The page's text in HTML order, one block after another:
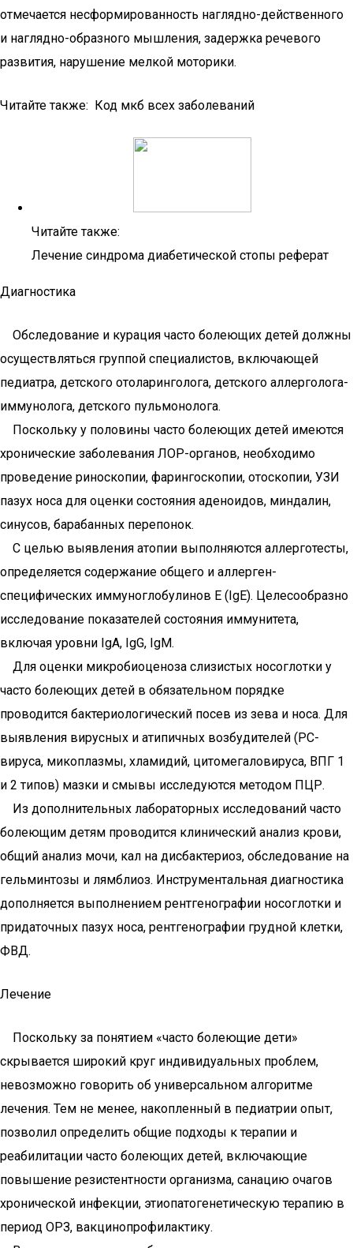
отмечается несформированность наглядно-действенного
и наглядно-образного мышления, задержка речевого
развития, нарушение мелкой моторики.
Читайте также: Код мкб всех заболеваний
Читайте также:
Лечение синдрома диабетической стопы реферат
Диагностика
Обследование и курация часто болеющих детей должны
осуществляться группой специалистов, включающей
педиатра, детского отоларинголога, детского аллерголога-
иммунолога, детского пульмонолога.
Поскольку у половины часто болеющих детей имеются
хронические заболевания ЛОР-органов, необходимо
проведение риноскопии, фарингоскопии, отоскопии, УЗИ
пазух носа для оценки состояния аденоидов, миндалин,
синусов, барабанных перепонок.
С целью выявления атопии выполняются аллерготесты,
определяется содержание общего и аллерген-
специфических иммуноглобулинов Е (IgE). Целесообразно
исследование показателей состояния иммунитета,
включая уровни IgА, IgG, IgМ.
Для оценки микробиоценоза слизистых носоглотки у
часто болеющих детей в обязательном порядке
проводится бактериологический посев из зева и носа. Для
выявления вирусных и атипичных возбудителей (РС-
вируса, микоплазмы, хламидий, цитомегаловируса, ВПГ 1
и 2 типов) мазки и смывы исследуются методом ПЦР.
Из дополнительных лабораторных исследований часто
болеющим детям проводится клинический анализ крови,
общий анализ мочи, кал на дисбактериоз, обследование на
гельминтозы и лямблиоз. Инструментальная диагностика
дополняется выполнением рентгенографии носоглотки и
придаточных пазух носа, рентгенографии грудной клетки,
ФВД.
Лечение
Поскольку за понятием «часто болеющие дети»
скрывается широкий круг индивидуальных проблем,
невозможно говорить об универсальном алгоритме
лечения. Тем не менее, накопленный в педиатрии опыт,
позволил определить общие подходы к терапии и
реабилитации часто болеющих детей, включающие
повышение резистентности организма, санацию очагов
хронической инфекции, этиопатогенетическую терапию в
период ОРЗ, вакцинопрофилактику.